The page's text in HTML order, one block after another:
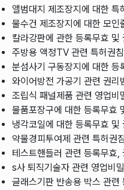
앨범대지 제조장지에 대한 특
물수건 제조장지에 대한 모인
칼라강판에 관한 등록무효
주방용 액정TV 관련 특허권
분섬사기 구동장지에 대한 등
와이어방전 가공기 관련 권리
조립식 패널제품 관련 영업비
물품포장구에 대한 등록무효
냉각코일에 대한 등록무효
약물경피투여제 관련 특허권
테스트핸들러 관련 등록무효
s사 퇴직기술자 관련 영업비
글래스기판 반송용 박스 관